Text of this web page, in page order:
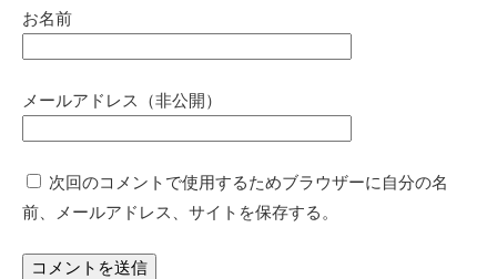
お名前
メールアドレス（非公開）
次回のコメントで使用するためブラウザーに自分の名
前、メールアドレス、サイトを保存する。